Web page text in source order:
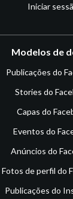
Iniciar
Modelos de
Publicações do
Stories do
Capas do
Eventos do
Anúncios do
Fotos de perfil do
Publicações do